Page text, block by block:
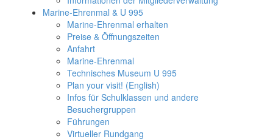
Marine-Ehrenmal & U 995
Marine-Ehrenmal erhalten
Preise & Öffnungszeiten
Anfahrt
Marine-Ehrenmal
Technisches Museum U 995
Plan your visit! (English)
Infos für Schulklassen und andere
Besuchergruppen
Führungen
Virtueller Rundgang